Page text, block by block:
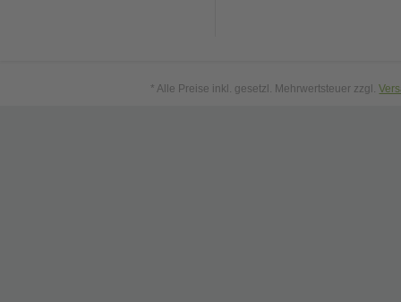
* Alle Preise inkl. gesetzl. Mehrwertsteuer zzgl.